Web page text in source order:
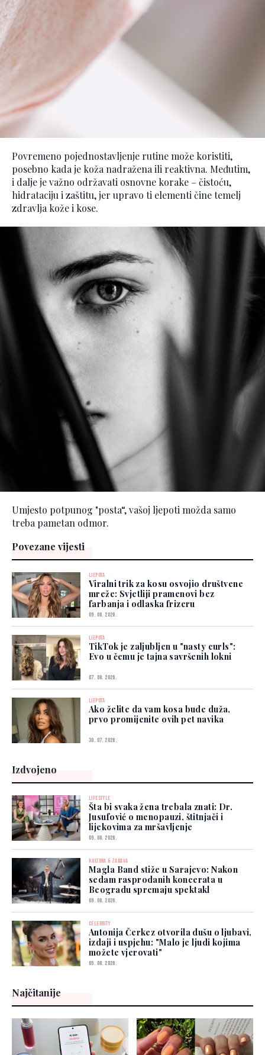
Povremeno pojednostavljenje rutine može koristiti,
posebno kada je koža nadražena ili reaktivna. Međutim,
i dalje je važno održavati osnovne korake – čistoću,
hidrataciju i zaštitu, jer upravo ti elementi čine temelj
zdravlja kože i kose.
Umjesto potpunog "posta“, vašoj ljepoti možda samo
treba pametan odmor.
Povezane vijesti
LJEPOTA
Viralni trik za kosu osvojio društvene
mreže: Svjetliji pramenovi bez
farbanja i odlaska frizeru
09. 08. 2026.
LJEPOTA
TikTok je zaljubljen u "nasty curls":
Evo u čemu je tajna savršenih lokni
07. 08. 2026.
LJEPOTA
Ako želite da vam kosa bude duža,
prvo promijenite ovih pet navika
30. 07. 2026.
Izdvojeno
LIFESTYLE
Šta bi svaka žena trebala znati: Dr.
Jusufović o menopauzi, štitnjači i
lijekovima za mršavljenje
09. 08. 2026.
KULTURA & ZABAVA
Magla Band stiže u Sarajevo: Nakon
sedam rasprodanih koncerata u
Beogradu spremaju spektakl
09. 08. 2026.
CELEBRITY
Antonija Čerkez otvorila dušu o ljubavi,
izdaji i uspjehu: "Malo je ljudi kojima
možete vjerovati"
05. 08. 2026.
Najčitanije